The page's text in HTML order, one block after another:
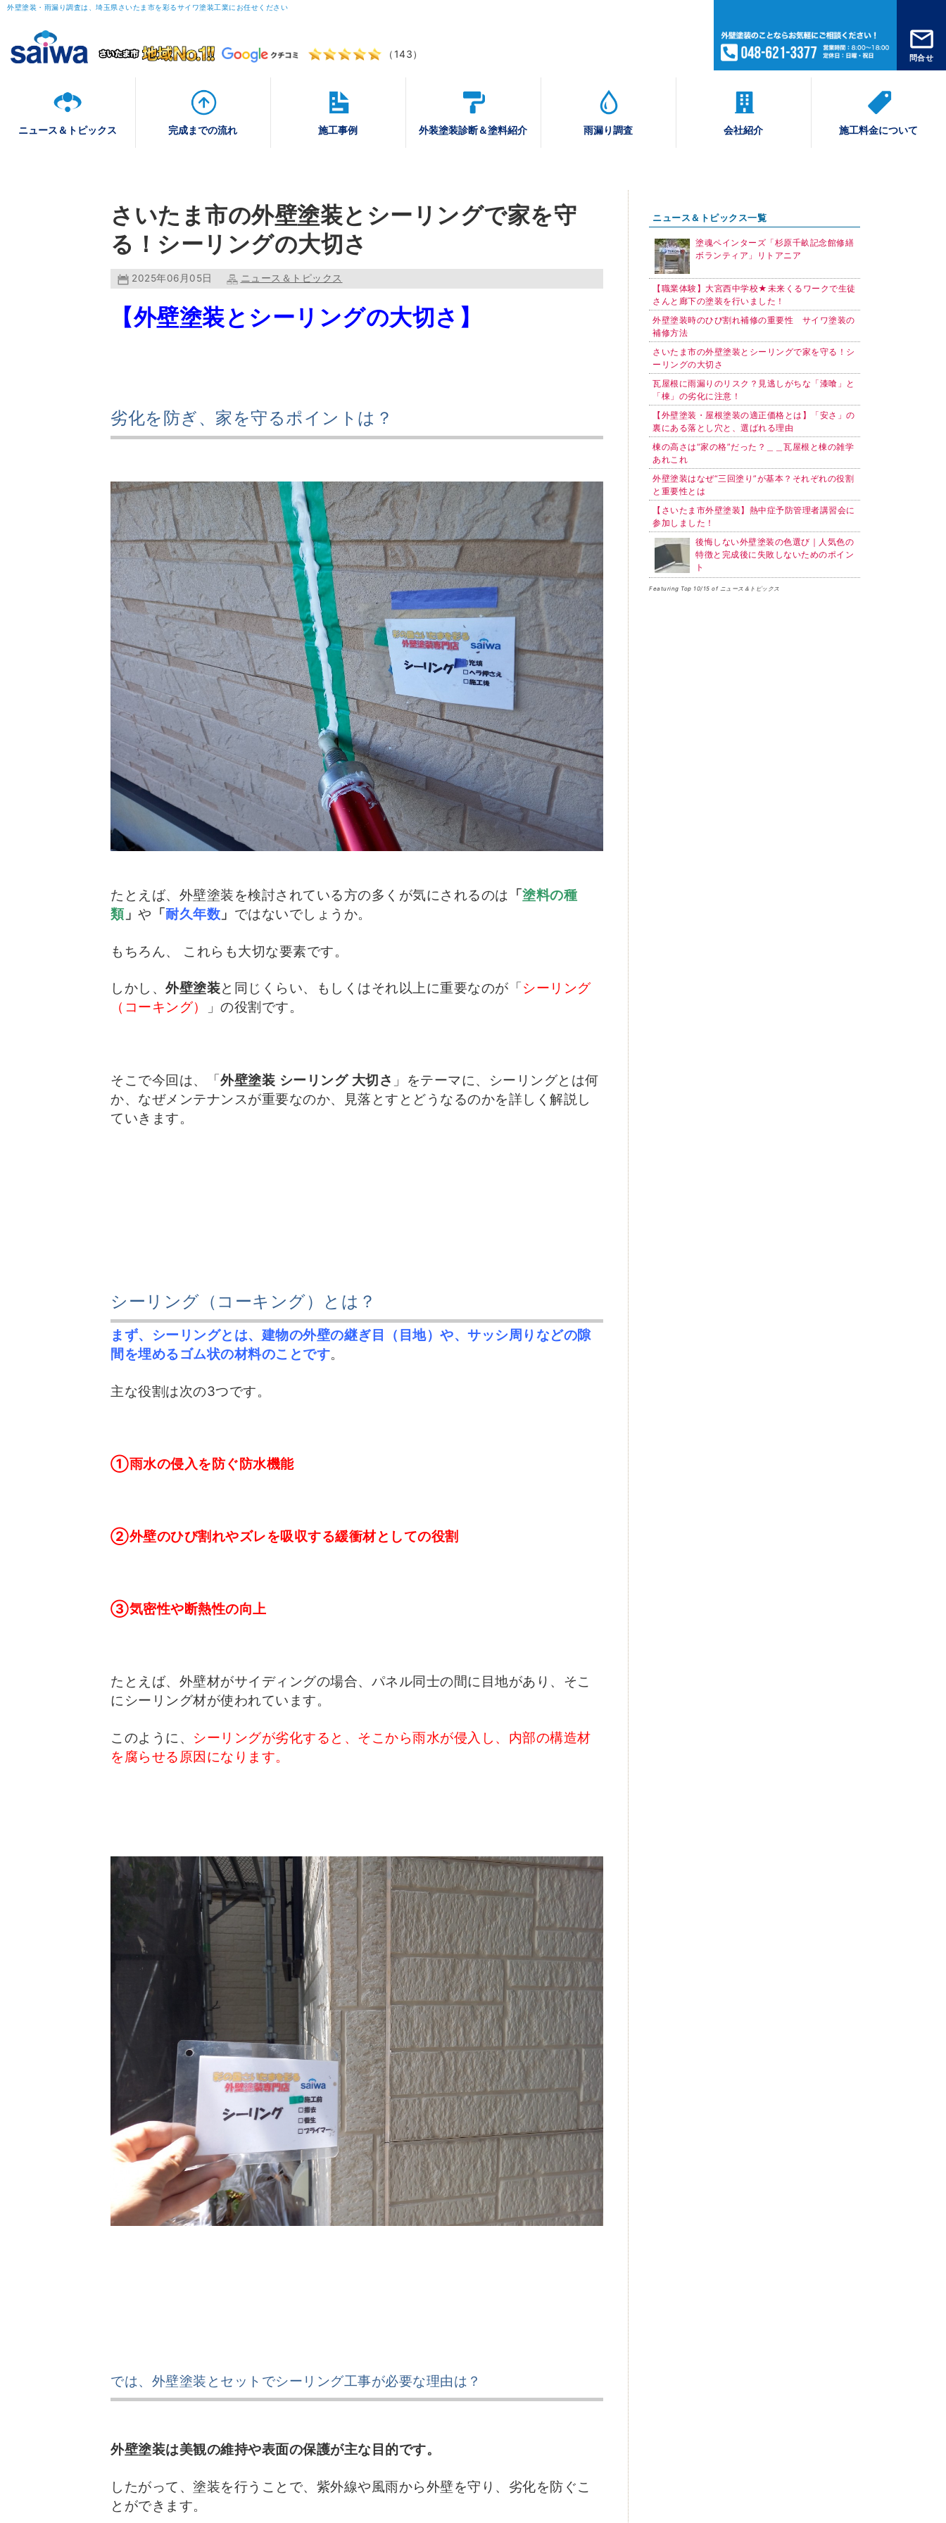
外壁塗装・雨漏り調査は、埼玉県さいたま市を彩るサイワ塗装工業にお任せください
（143） 問合せ
ニュース＆トピックス 完成までの流れ 施工事例 外装塗装診断＆塗料紹介 雨漏り調査 会社紹介 施工料金について
さいたま市の外壁塗装とシーリングで家を守
る！シーリングの大切さ
2025年06月05日 ニュース＆トピックス
【外壁塗装とシーリングの大切さ】
劣化を防ぎ、家を守るポイントは？
たとえば、外壁塗装を検討されている方の多くが気にされるのは 「塗料の種
類 」 や 「耐久年数 」 ではないでしょうか。
もちろん、 これらも大切な要素です。
しかし、 外壁塗装と同じくらい、もしくはそれ以上に重要なのが「シーリング
（コーキング）
」の役割です。
そこで今回は、「外壁塗装 シーリング 大切さ 」をテーマに、シーリングとは何
か、なぜメンテナンスが重要なのか、見落とすとどうなるのかを詳しく解説し
ていきます。
シーリング（コーキング）とは？
まず、シーリングとは、建物の外壁の継ぎ目（目地）や、サッシ周りなどの隙
間を埋めるゴム状の材料のことです。
主な役割は次の3つです。
①雨水の侵入を防ぐ防水機能
②外壁のひび割れやズレを吸収する緩衝材としての役割
③気密性や断熱性の向上
たとえば、外壁材がサイディングの場合、パネル同士の間に目地があり、そこ
にシーリング材が使われています。
このように、 シーリングが劣化すると、そこから雨水が侵入し、内部の構造材
を腐らせる原因になります。
では、外壁塗装とセットでシーリング工事が必要な理由は？
外壁塗装は美観の維持や表面の保護が主な目的です。
したがって、塗装を行うことで、紫外線や風雨から外壁を守り、劣化を防ぐこ
とができます。
ニュース＆トピックス一覧
塗魂ペインターズ「杉原千畝記念館修繕
ボランティア」リトアニア
【職業体験】大宮西中学校★未来くるワークで生徒
さんと廊下の塗装を行いました！
外壁塗装時のひび割れ補修の重要性 サイワ塗装の
補修方法
さいたま市の外壁塗装とシーリングで家を守る！シ
ーリングの大切さ
瓦屋根に雨漏りのリスク？見逃しがちな「漆喰」と
「棟」の劣化に注意！
【外壁塗装・屋根塗装の適正価格とは】「安さ」の
裏にある落とし穴と、選ばれる理由
棟の高さは“家の格”だった？＿＿瓦屋根と棟の雑学
あれこれ
外壁塗装はなぜ“三回塗り”が基本？それぞれの役割
と重要性とは
【さいたま市外壁塗装】熱中症予防管理者講習会に
参加しました！
後悔しない外壁塗装の色選び｜人気色の
特徴と完成後に失敗しないためのポイン
ト
Featuring Top 10/15 of ニュース＆トピックス